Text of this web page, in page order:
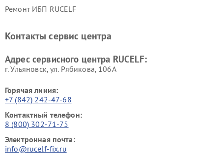
Ремонт ИБП RUCELF
Контакты сервис центра
Адрес сервисного центра RUCELF:
г. Ульяновск, ул. Рябикова, 106А
Горячая линия:
+7 (842) 242-47-68
Контактный телефон:
8 (800) 302-71-75
Электронная почта:
info@rucelf-fix.ru